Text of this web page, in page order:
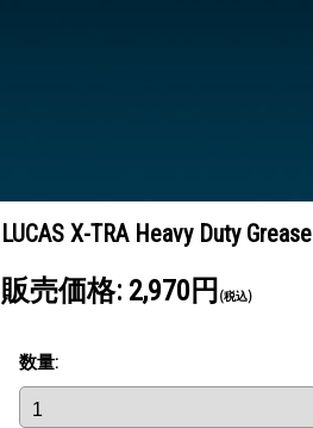
LUCAS X-TRA Heavy Duty Grease
販売価格: 2,970円 (税込)
数量: